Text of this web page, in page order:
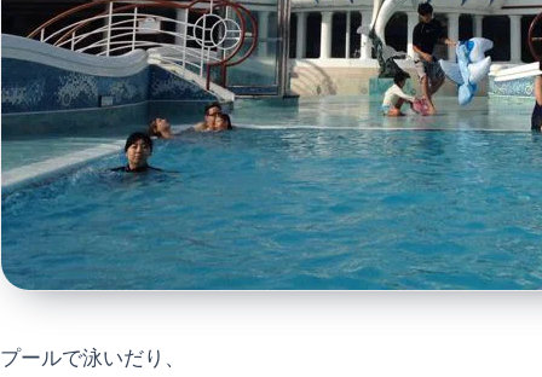
プールで泳いだり、